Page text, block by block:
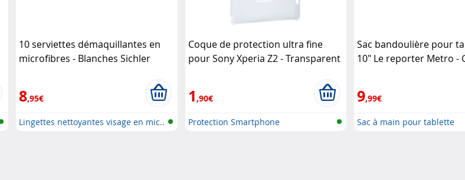
10 serviettes démaquillantes en
microfibres - Blanches Sichler
8,95€
Lingettes nettoyantes visage en mic..
Coque de protection ultra fine
pour Sony Xperia Z2 - Transparent
1 ,90€
Protection Smartphone
Sac bandoulière pour
10" Le reporter Metro -
9,99€
Sac à main pour tablette